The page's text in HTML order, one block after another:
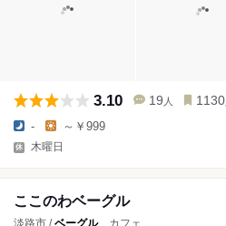
3.10 19 人 1130
- ～￥999
木曜日
ここのわベーグル